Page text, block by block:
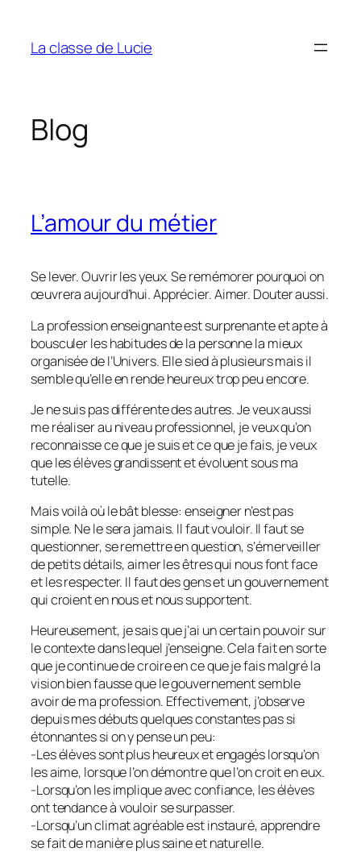
contenu
La classe de Lucie
Blog
L’amour du métier
Se lever. Ouvrir les yeux. Se remémorer pourquoi on
œuvrera aujourd’hui. Apprécier. Aimer. Douter aussi.
La profession enseignante est surprenante et apte à
bousculer les habitudes de la personne la mieux
organisée de l’Univers. Elle sied à plusieurs mais il
semble qu’elle en rende heureux trop peu encore.
Je ne suis pas différente des autres. Je veux aussi
me réaliser au niveau professionnel, je veux qu’on
reconnaisse ce que je suis et ce que je fais, je veux
que les élèves grandissent et évoluent sous ma
tutelle.
Mais voilà où le bât blesse: enseigner n’est pas
simple. Ne le sera jamais. Il faut vouloir. Il faut se
questionner, se remettre en question, s’émerveiller
de petits détails, aimer les êtres qui nous font face
et les respecter. Il faut des gens et un gouvernement
qui croient en nous et nous supportent.
Heureusement, je sais que j’ai un certain pouvoir sur
le contexte dans lequel j’enseigne. Cela fait en sorte
que je continue de croire en ce que je fais malgré la
vision bien fausse que le gouvernement semble
avoir de ma profession. Effectivement, j’observe
depuis mes débuts quelques constantes pas si
étonnantes si on y pense un peu:
-Les élèves sont plus heureux et engagés lorsqu’on
les aime, lorsque l’on démontre que l’on croit en eux.
-Lorsqu’on les implique avec confiance, les élèves
ont tendance à vouloir se surpasser.
-Lorsqu’un climat agréable est instauré, apprendre
se fait de manière plus saine et naturelle.